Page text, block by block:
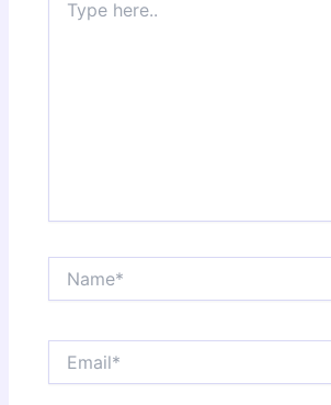
here..